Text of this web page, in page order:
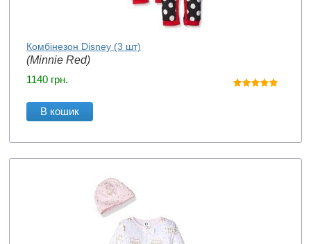
Комбінезон Disney (3 шт)
(Minnie Red)
1140 грн.
В кошик